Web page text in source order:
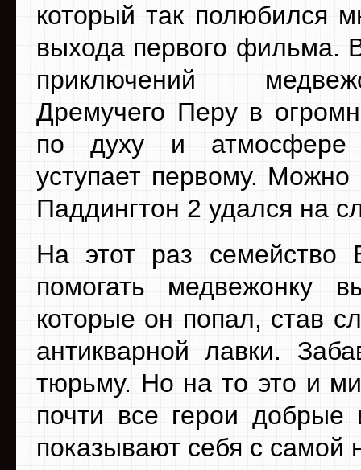
который так полюбился
выхода первого фильма.
приключений
Дремучего Перу в
по духу и атмосфере
уступает первому. Можно
Паддингтон 2 удался на
На этот раз семейство
помогать медвежонку
которые он попал, став
антикварной лавки.
тюрьму. Но на то это и
почти все герои
показывают себя с самой